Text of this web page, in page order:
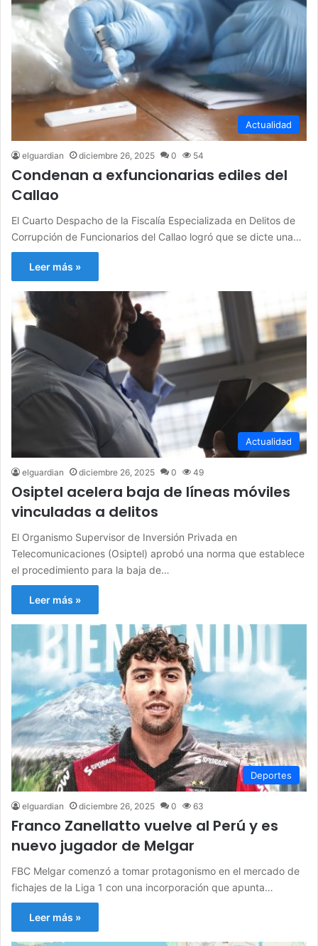
Actualidad
elguardian diciembre 26, 2025 0 54
Condenan a exfuncionarias ediles del
Callao
El Cuarto Despacho de la Fiscalía Especializada en Delitos de
Corrupción de Funcionarios del Callao logró que se dicte una…
Leer más »
Actualidad
elguardian diciembre 26, 2025 0 49
Osiptel acelera baja de líneas móviles
vinculadas a delitos
El Organismo Supervisor de Inversión Privada en
Telecomunicaciones (Osiptel) aprobó una norma que establece
el procedimiento para la baja de…
Leer más »
Deportes
elguardian diciembre 26, 2025 0 63
Franco Zanellatto vuelve al Perú y es
nuevo jugador de Melgar
FBC Melgar comenzó a tomar protagonismo en el mercado de
fichajes de la Liga 1 con una incorporación que apunta…
Leer más »